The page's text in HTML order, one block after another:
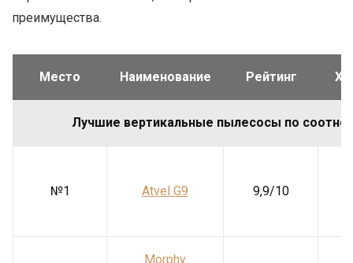
преимущества.
Место Наименование Рейтинг
Лучшие вертикальные пылесосы по
№1 Atvel G9 9,9/10
Morphy